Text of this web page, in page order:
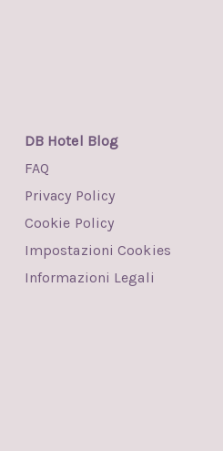
DB Hotel Blog
FAQ
Privacy Policy
Cookie Policy
Impostazioni Cookies
Informazioni Legali